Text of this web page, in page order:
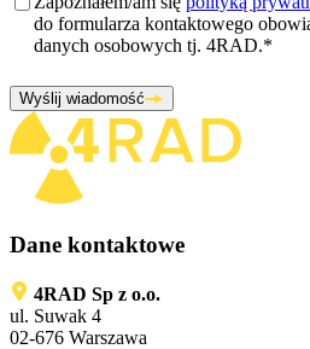
do formularza kontaktowego
danych osobowych tj. 4RAD.*
Wyślij wiadomość
Dane kontaktowe
4RAD Sp z o.o.
ul. Suwak 4
02-676 Warszawa